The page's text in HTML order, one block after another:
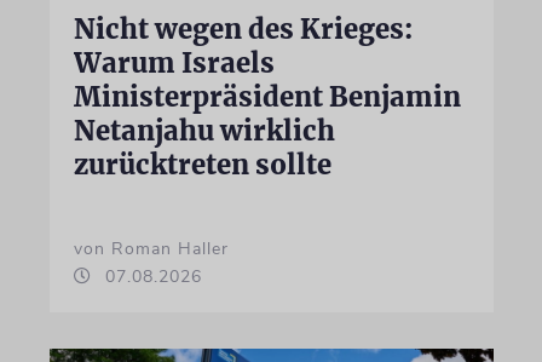
Nicht wegen des Krieges:
Warum Israels
Ministerpräsident Benjamin
Netanjahu wirklich
zurücktreten sollte
von Roman Haller
07.08.2026